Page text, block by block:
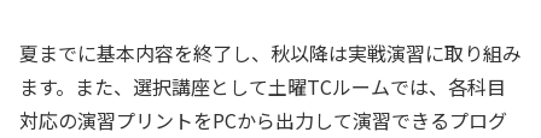
夏までに基本内容を終了し、秋以降は実戦演習に取り組み
ます。また、選択講座として土曜TCルームでは、各科目
対応の演習プリントをPCから出力して演習できるプログ